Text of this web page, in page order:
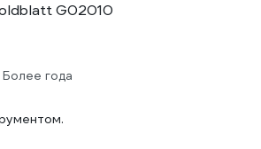
G02010
Более года